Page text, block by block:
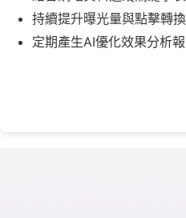
持續提升曝光量與點擊轉換
定期產生AI優化效果分析